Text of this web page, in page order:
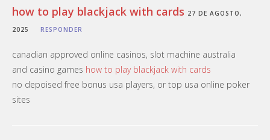
how to play blackjack with cards 27 DE AGOSTO,
2025
RESPONDER
canadian approved online casinos, slot machine australia
and casino games how to play blackjack with cards
no depoised free bonus usa players, or top usa online poker
sites